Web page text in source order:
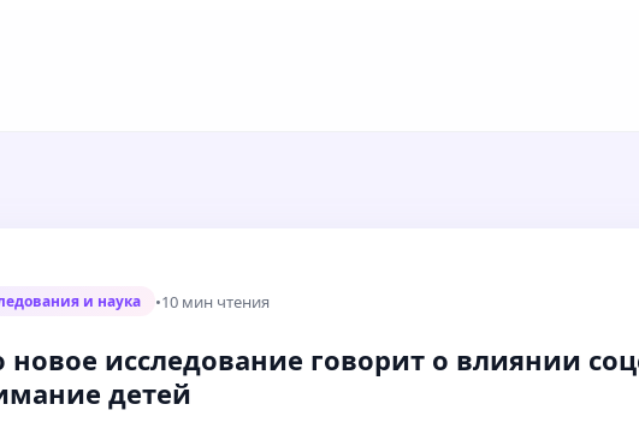
и наука •10 мин чтения
новое исследование говорит о влиянии
детей